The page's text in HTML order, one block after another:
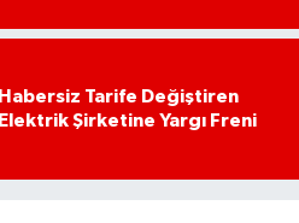
Habersiz Tarife Değiştiren
Elektrik Şirketine Yargı Freni